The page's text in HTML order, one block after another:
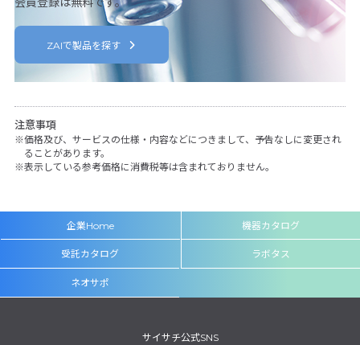
ZAIで製品を探す
注意事項
価格及び、サービスの仕様・内容などにつきまして、予告なしに変更され
ることがあります。
表示している参考価格に消費税等は含まれておりません。
企業Home 機器カタログ
受託カタログ ラボタス
ネオサポ
サイサチ公式SNS